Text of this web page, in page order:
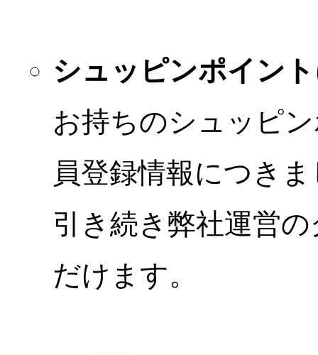
シュッピンポイン
お持ちのシュッピ
員登録情報につき
引き続き弊社運営
だけます。